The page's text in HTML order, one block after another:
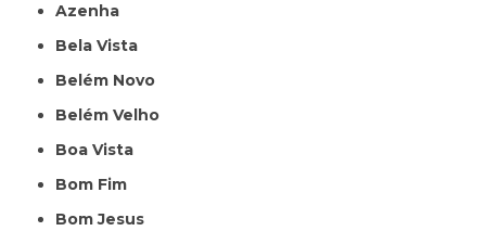
Azenha
Bela Vista
Belém Novo
Belém Velho
Boa Vista
Bom Fim
Bom Jesus